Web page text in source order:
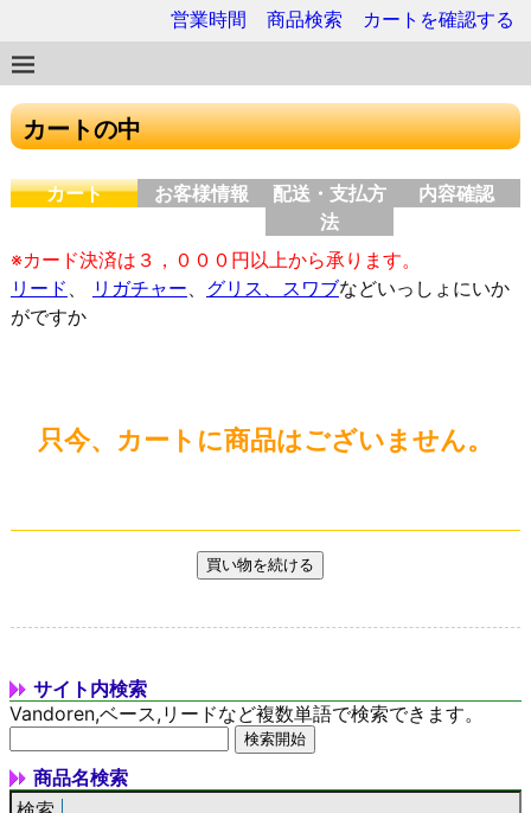
営業時間 商品検索 カートを確認する
カートの中
カート お客様情報
配送・支払方
法
内容確認
※カード決済は３，０００円以上から承ります。
リード 、 リガチャー、 グリス、スワブなどいっしょにいか
がですか
只今、カートに商品はございません。
サイト内検索
Vandoren,ベース,リードなど複数単語で検索できます。
商品名検索